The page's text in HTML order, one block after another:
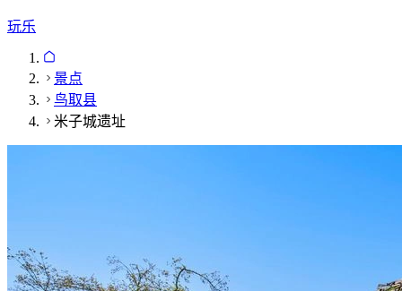
玩乐
景点
鸟取县
米子城遗址